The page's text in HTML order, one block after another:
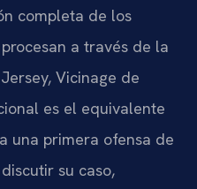
completa de los
a través de la
Vicinage de
es el equivalente
una primera ofensa de
su caso,